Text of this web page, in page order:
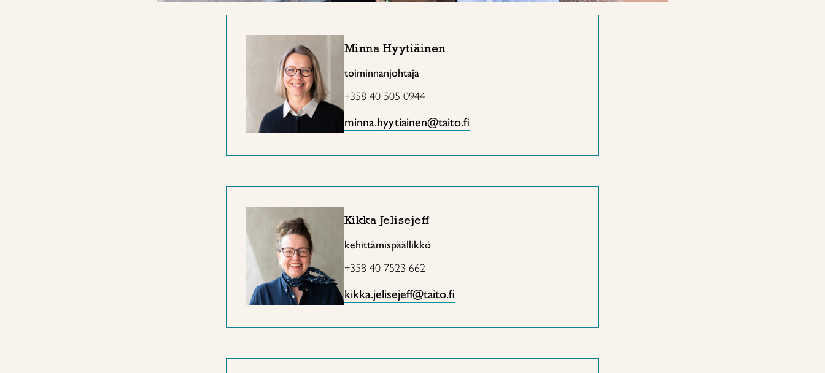
Minna Hyytiäinen
toiminnanjohtaja
+358 40 505 0944
minna.hyytiainen@taito.fi
Kikka Jelisejeff
kehittämispäällikkö
+358 40 7523 662
kikka.jelisejeff@taito.fi